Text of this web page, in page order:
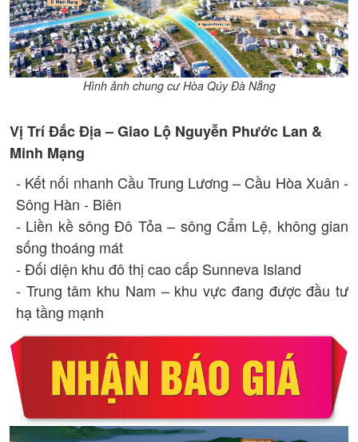
Hình ảnh chung cư Hòa Qúy Đà Nẵng
Vị Trí Đắc Địa – Giao Lộ Nguyễn Phước Lan &
Minh Mạng
- Kết nối nhanh Cầu Trung Lương – Cầu Hòa Xuân -
Sông Hàn - Biên
- Liền kề sông Đô Tỏa – sông Cẩm Lệ, không gian
sống thoáng mát
- Đối diện khu đô thị cao cấp Sunneva Island
- Trung tâm khu Nam – khu vực đang được đầu tư
hạ tầng mạnh